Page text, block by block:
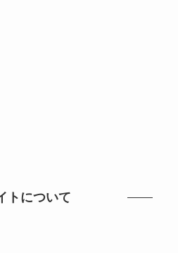
トについて